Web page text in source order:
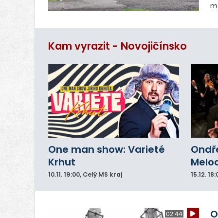
Kam vyrazit - Novojičínsko
One man show: Varieté
Krhut
10.11.19:00, Celý MS kraj 15.12.
02:44